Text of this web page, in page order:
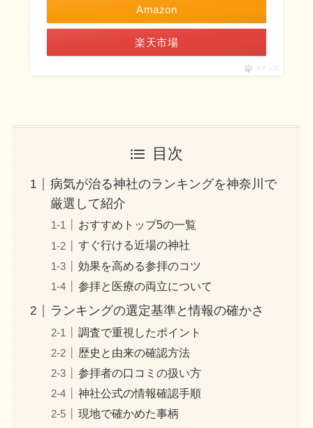
Amazon
楽天市場
ポチップ
目次
病気が治る神社のランキングを神奈川で
厳選して紹介
おすすめトップ5の一覧
すぐ行ける近場の神社
効果を高める参拝のコツ
参拝と医療の両立について
ランキングの選定基準と情報の確かさ
調査で重視したポイント
歴史と由来の確認方法
参拝者の口コミの扱い方
神社公式の情報確認手順
現地で確かめた事柄